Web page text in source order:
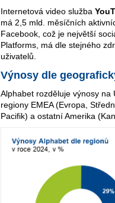
Internetová video služba
má 2,5 mld. měsíčních
Facebook, což je největší
Platforms, má dle stejného
uživatelů.
Výnosy dle
Alphabet rozděluje výnosy
regiony EMEA (Evropa,
Pacifik) a ostatní Amerika